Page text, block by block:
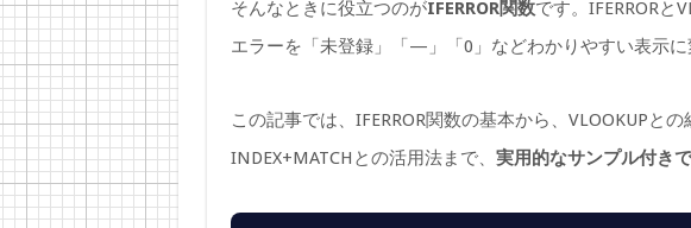
そんなときに役立つのがIFERROR関数です。IFERRORと
エラーを「未登録」「—」「0」などわかりやすい表示に
この記事では、IFERROR関数の基本から、VLOOKUPと
INDEX+MATCHとの活用法まで、 実用的なサンプル付き